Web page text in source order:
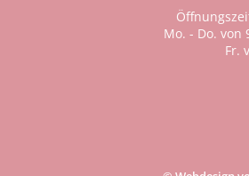
Mo. - Do. von
Fr.